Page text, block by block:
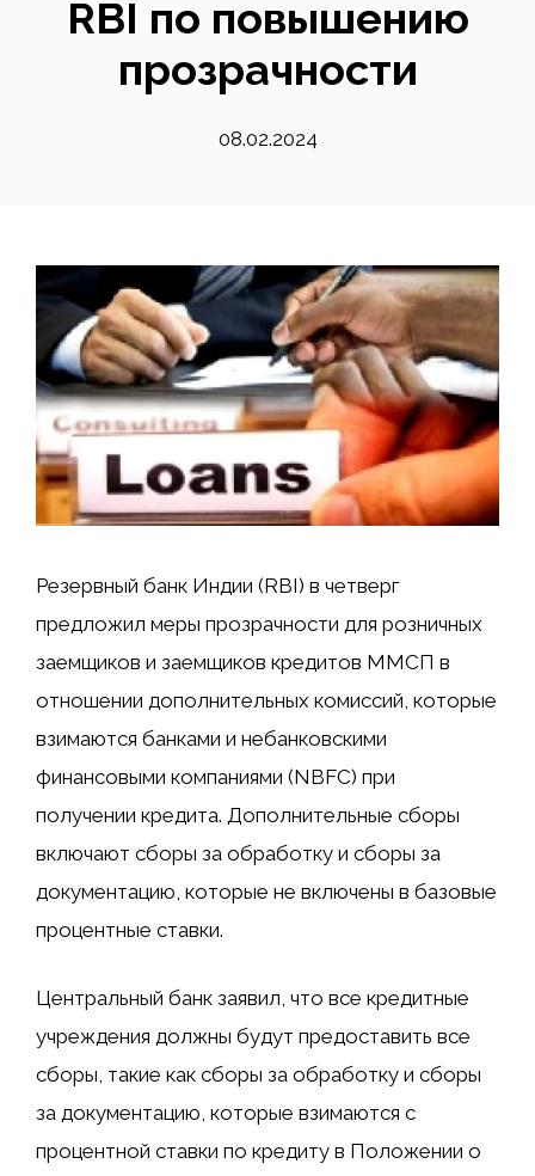
RBI по повышению
прозрачности
08.02.2024
Резервный банк Индии (RBI) в четверг
предложил меры прозрачности для розничных
заемщиков и заемщиков кредитов ММСП в
отношении дополнительных комиссий, которые
взимаются банками и небанковскими
финансовыми компаниями (NBFC) при
получении кредита. Дополнительные сборы
включают сборы за обработку и сборы за
документацию, которые не включены в базовые
процентные ставки.
Центральный банк заявил, что все кредитные
учреждения должны будут предоставить все
сборы, такие как сборы за обработку и сборы
за документацию, которые взимаются с
процентной ставки по кредиту в Положении о